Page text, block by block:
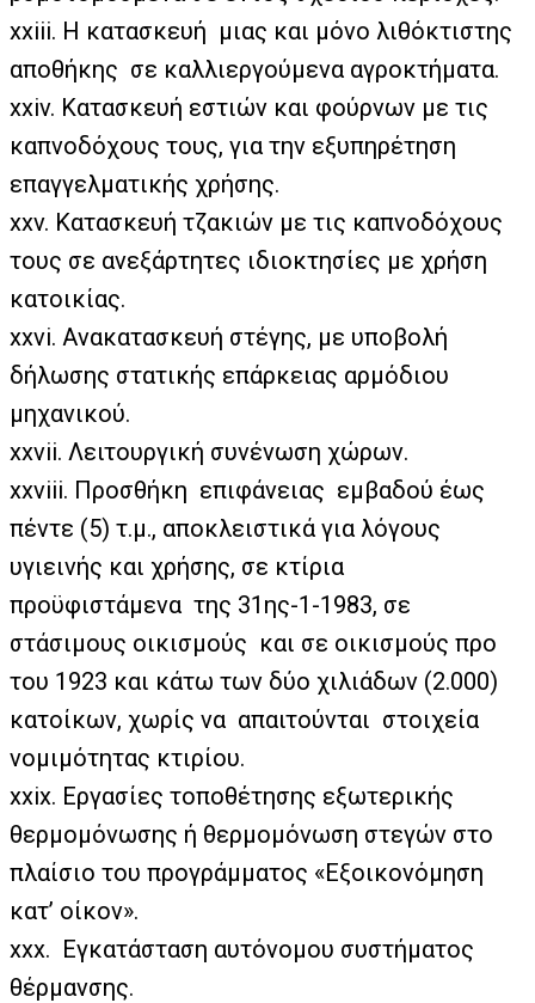
xxiii. Η κατασκευή μιας και μόνο λιθόκτιστης
αποθήκης σε καλλιεργούμενα αγροκτήματα.
xxiv. Κατασκευή εστιών και φούρνων με τις
καπνοδόχους τους, για την εξυπηρέτηση
επαγγελματικής χρήσης.
xxv. Κατασκευή τζακιών με τις καπνοδόχους
τους σε ανεξάρτητες ιδιοκτησίες με χρήση
κατοικίας.
xxvi. Ανακατασκευή στέγης, με υποβολή
δήλωσης στατικής επάρκειας αρμόδιου
μηχανικού.
xxvii. Λειτουργική συνένωση χώρων.
xxviii. Προσθήκη επιφάνειας εμβαδού έως
πέντε (5) τ.μ., αποκλειστικά για λόγους
υγιεινής και χρήσης, σε κτίρια
προϋφιστάμενα της 31ης-1-1983, σε
στάσιμους οικισμούς και σε οικισμούς προ
του 1923 και κάτω των δύο χιλιάδων (2.000)
κατοίκων, χωρίς να απαιτούνται στοιχεία
νομιμότητας κτιρίου.
xxix. Εργασίες τοποθέτησης εξωτερικής
θερμομόνωσης ή θερμομόνωση στεγών στο
πλαίσιο του προγράμματος «Εξοικονόμηση
κατ’ οίκον».
xxx. Εγκατάσταση αυτόνομου συστήματος
θέρμανσης.